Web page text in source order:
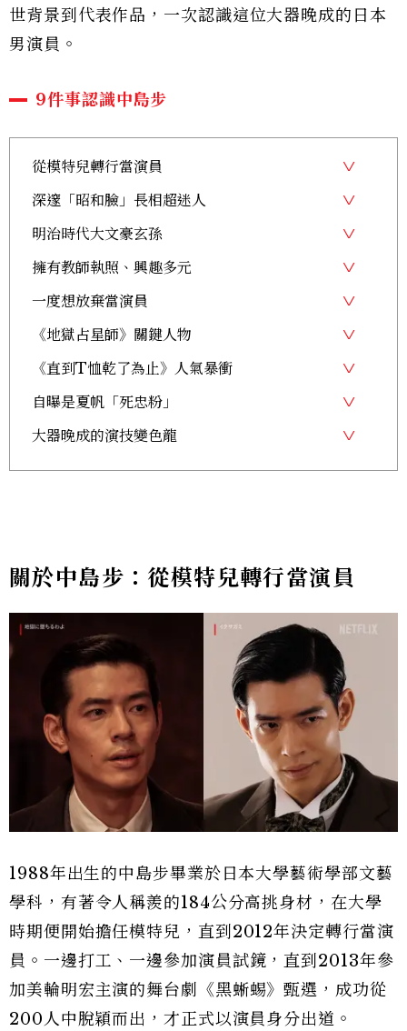
世背景到代表作品，一次認識這位大器晚成的日本
男演員。
9件事認識中島步
從模特兒轉行當演員
深邃「昭和臉」長相超迷人
明治時代大文豪玄孫
擁有教師執照、興趣多元
一度想放棄當演員
《地獄占星師》關鍵人物
《直到T恤乾了為止》人氣暴衝
自曝是夏帆「死忠粉」
大器晚成的演技變色龍
關於中島步：從模特兒轉行當演員
1988年出生的中島步畢業於日本大學藝術學部文藝
學科，有著令人稱羨的184公分高挑身材，在大學
時期便開始擔任模特兒，直到2012年決定轉行當演
員。一邊打工、一邊參加演員試鏡，直到2013年參
加美輪明宏主演的舞台劇《黑蜥蜴》甄選，成功從
200人中脫穎而出，才正式以演員身分出道。